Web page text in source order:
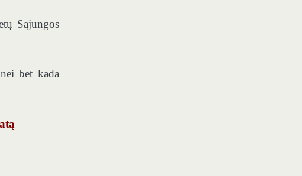
Sąjungos
bet kada